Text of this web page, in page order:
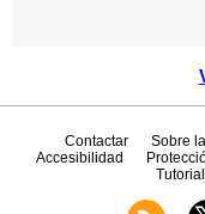
Contactar Sobre
Accesibilidad